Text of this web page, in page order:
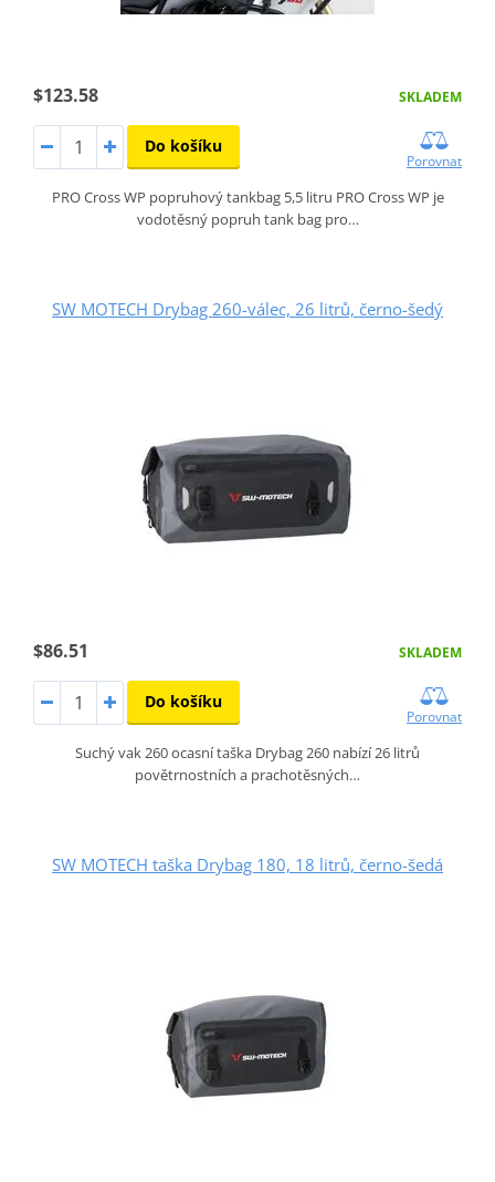
$123.58 SKLADEM
Do košíku
Porovnat
PRO Cross WP popruhový tankbag 5,5 litru PRO Cross WP je
vodotěsný popruh tank bag pro…
SW MOTECH Drybag 260-válec, 26 litrů, černo-šedý
$86.51 SKLADEM
Do košíku
Porovnat
Suchý vak 260 ocasní taška Drybag 260 nabízí 26 litrů
povětrnostních a prachotěsných…
SW MOTECH taška Drybag 180, 18 litrů, černo-šedá